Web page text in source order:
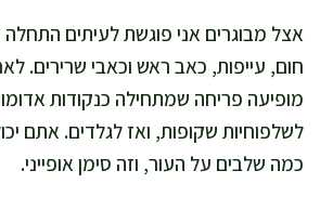
אצל מבוגרים אני פוגשת לעיתים
חום, עייפות, כאב ראש וכאבי שרירים.
מופיעה פריחה שמתחילה כנקודות
לשלפוחיות שקופות, ואז לגלדים. אתם
כמה שלבים על העור, וזה סימן אופייני.